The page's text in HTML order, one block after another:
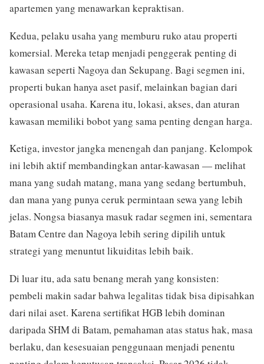
apartemen yang menawarkan kepraktisan.
Kedua, pelaku usaha yang memburu ruko atau properti
komersial. Mereka tetap menjadi penggerak penting di
kawasan seperti Nagoya dan Sekupang. Bagi segmen ini,
properti bukan hanya aset pasif, melainkan bagian dari
operasional usaha. Karena itu, lokasi, akses, dan aturan
kawasan memiliki bobot yang sama penting dengan harga.
Ketiga, investor jangka menengah dan panjang. Kelompok
ini lebih aktif membandingkan antar-kawasan — melihat
mana yang sudah matang, mana yang sedang bertumbuh,
dan mana yang punya ceruk permintaan sewa yang lebih
jelas. Nongsa biasanya masuk radar segmen ini, sementara
Batam Centre dan Nagoya lebih sering dipilih untuk
strategi yang menuntut likuiditas lebih baik.
Di luar itu, ada satu benang merah yang konsisten:
pembeli makin sadar bahwa legalitas tidak bisa dipisahkan
dari nilai aset. Karena sertifikat HGB lebih dominan
daripada SHM di Batam, pemahaman atas status hak, masa
berlaku, dan kesesuaian penggunaan menjadi penentu